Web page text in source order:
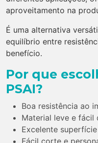
aproveitamento na
É uma alternativa
equilíbrio entre
benefício.
Por que
PSAI?
Boa resistência ao
Material leve e fácil
Excelente
Fácil corte e